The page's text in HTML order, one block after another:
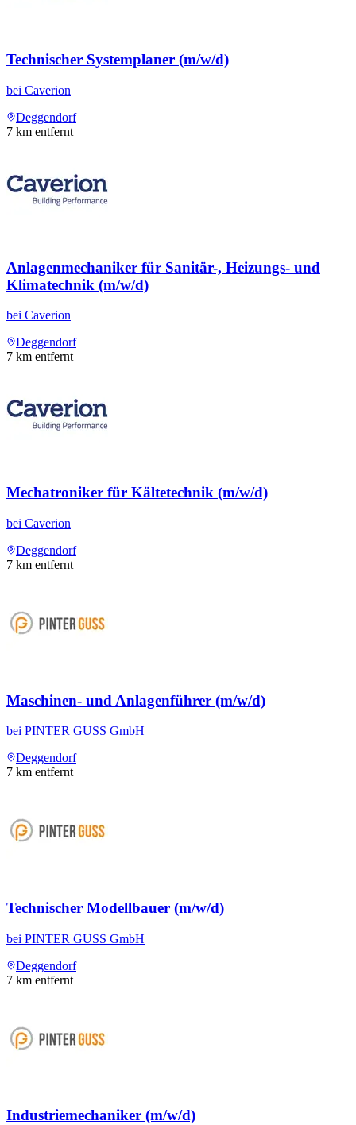
Technischer Systemplaner (m/w/d)
bei Caverion
Deggendorf
7 km entfernt
Anlagenmechaniker für Sanitär-, Heizungs- und
Klimatechnik (m/w/d)
bei Caverion
Deggendorf
7 km entfernt
Mechatroniker für Kältetechnik (m/w/d)
bei Caverion
Deggendorf
7 km entfernt
Maschinen- und Anlagenführer (m/w/d)
bei PINTER GUSS GmbH
Deggendorf
7 km entfernt
Technischer Modellbauer (m/w/d)
bei PINTER GUSS GmbH
Deggendorf
7 km entfernt
Industriemechaniker (m/w/d)